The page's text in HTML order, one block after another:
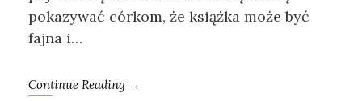
pokazywać córkom, że książka może być
fajna i…
Continue Reading →